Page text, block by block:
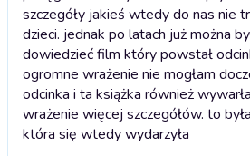
szczegóły jakieś wtedy do nas nie
dzieci. jednak po latach już można
dowiedzieć film który powstał
ogromne wrażenie nie mogłam
odcinka i ta książka również
wrażenie więcej szczegółów. to
która się wtedy wydarzyła